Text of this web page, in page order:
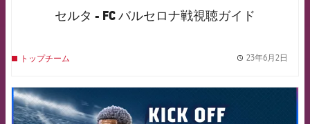
セルタ - FC バルセロナ戦視聴ガイド
トップチーム 23年6月2日